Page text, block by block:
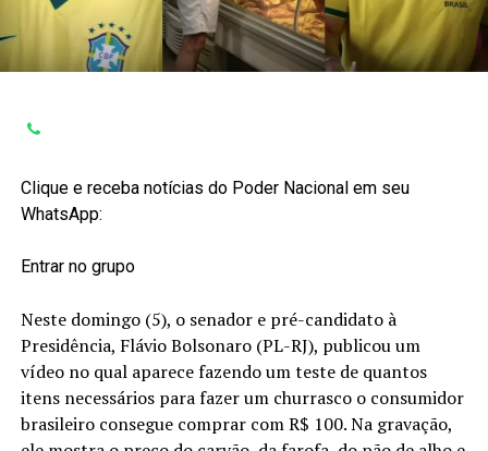
Clique e receba notícias do Poder Nacional em seu
WhatsApp:
Entrar no grupo
Neste domingo (5), o senador e pré-candidato à
Presidência, Flávio Bolsonaro (PL-RJ), publicou um
vídeo no qual aparece fazendo um teste de quantos
itens necessários para fazer um churrasco o consumidor
brasileiro consegue comprar com R$ 100. Na gravação,